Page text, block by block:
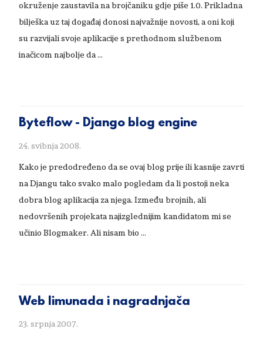
okruženje zaustavila na brojčaniku gdje piše 1.0. Prikladna
bilješka uz taj događaj donosi najvažnije novosti, a oni koji
su razvijali svoje aplikacije s prethodnom službenom
inačicom najbolje da …
Byteflow - Django blog engine
24. svibnja 2008.
Kako je predodređeno da se ovaj blog prije ili kasnije zavrti
na Djangu tako svako malo pogledam da li postoji neka
dobra blog aplikacija za njega. Između brojnih, ali
nedovršenih projekata najizglednijim kandidatom mi se
učinio Blogmaker. Ali nisam bio …
Web limunada i nagradnjača
23. srpnja 2007.